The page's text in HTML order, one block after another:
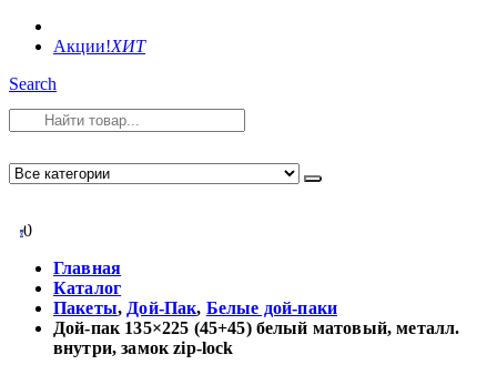
Акции!ХИТ
Search
00
Главная
Каталог
Пакеты, Дой-Пак, Белые дой-паки
Дой-пак 135×225 (45+45) белый матовый, металл.
внутри, замок zip-lock